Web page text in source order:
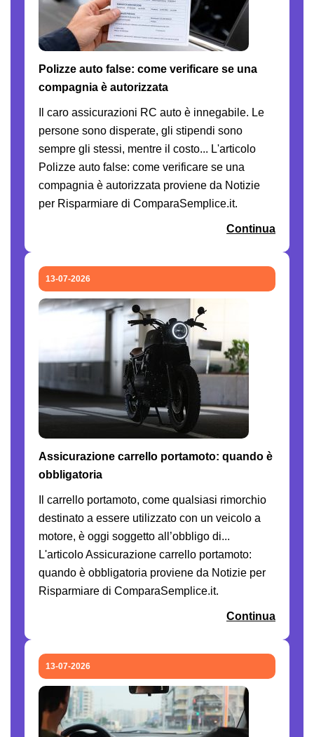
Polizze auto false: come verificare se una
compagnia è autorizzata
Il caro assicurazioni RC auto è innegabile. Le
persone sono disperate, gli stipendi sono
sempre gli stessi, mentre il costo... L'articolo
Polizze auto false: come verificare se una
compagnia è autorizzata proviene da Notizie
per Risparmiare di ComparaSemplice.it.
Continua
13-07-2026
Assicurazione carrello portamoto: quando è
obbligatoria
Il carrello portamoto, come qualsiasi rimorchio
destinato a essere utilizzato con un veicolo a
motore, è oggi soggetto all’obbligo di...
L'articolo Assicurazione carrello portamoto:
quando è obbligatoria proviene da Notizie per
Risparmiare di ComparaSemplice.it.
Continua
13-07-2026